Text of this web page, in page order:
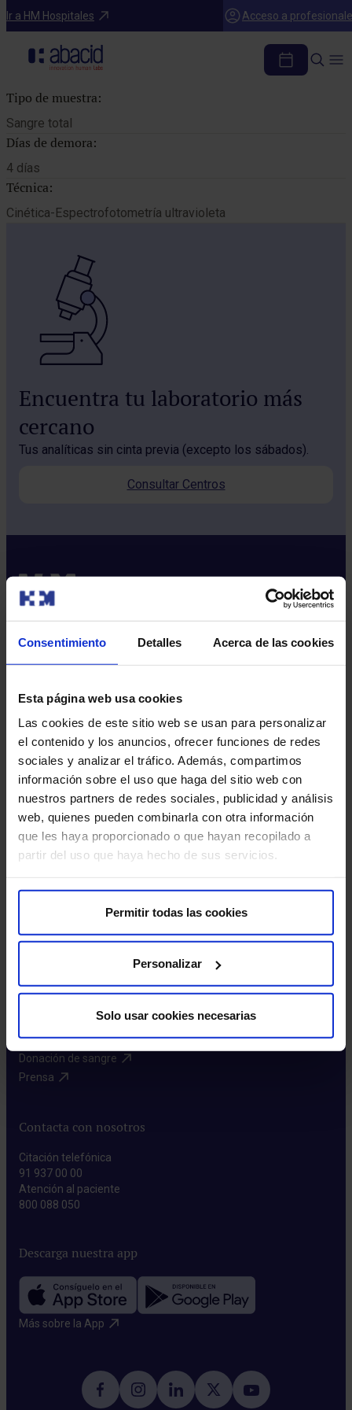
Consentimiento Detalles Acerca de las cookies
Esta página web usa cookies
Las cookies de este sitio web se usan para personalizar
el contenido y los anuncios, ofrecer funciones de redes
sociales y analizar el tráfico. Además, compartimos
información sobre el uso que haga del sitio web con
nuestros partners de redes sociales, publicidad y análisis
web, quienes pueden combinarla con otra información
que les haya proporcionado o que hayan recopilado a
partir del uso que haya hecho de sus servicios.
Permitir todas las cookies
Personalizar
Solo usar cookies necesarias
Ir a HM Hospitales Acceso a
Catálogo de pruebas
PIRUVATO
Tipo de muestra:
Sangre total
Días de demora:
4 días
Técnica:
Cinética-Espectrofotometría ultravioleta
Encuentra tu laboratorio más
cercano
Tus analíticas sin cinta previa (excepto los sábados).
Consultar Centros
Excelencia y calidad​
Trabaja con nosotros​
Rincón del accionista​
Más HM Hospitales
Fundación HM​
Centro Universitario CUHMED​
Instituto HM Hospitales​
HM CINAC​
Enlaces de interés
Aseguradoras y mutuas​
Preguntas frecuentes​
Donación de sangre​
Prensa​
Contacta con nosotros
Citación telefónica
91 937 00 00
Atención al paciente
800 088 050
Descarga nuestra app
Más sobre la App​